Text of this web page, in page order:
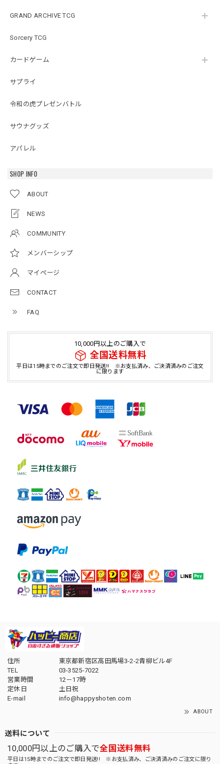
GRAND ARCHIVE TCG
Sorcery TCG
カードゲーム
サプライ
令和の虎プレゼンバトル
サウナグッズ
アパレル
SHOP INFO
ABOUT
NEWS
COMMUNITY
メンバーシップ
マイページ
CONTACT
FAQ
10,000円以上のご購入で
全国送料無料
平日は15時までのご注文で即日発送!! ※お支払済み、ご決済済みのご注文
に限ります
住所
東京都新宿区高田馬場3-2-2青柳ビル4F
TEL
03-3525-7022
営業時間
12－17時
定休日
土日祝
E-mail
info@happyshoten.com
ABOUT
送料について
10,000円以上のご購入で全国送料無料
平日は15時までのご注文で即日発送!! ※お支払済み、ご決済済みのご注文に限り